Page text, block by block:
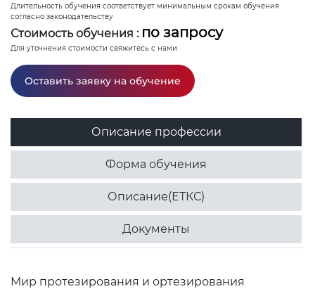
Длительность обучения соответствует минимальным срокам обучения
согласно законодательству
Стоимость обучения : по запросу
Для уточнения стоимости свяжитесь с нами
Оставить заявку на обучение
Описание профессии
Форма обучения
Описание(ЕТКС)
Документы
Мир протезирования и ортезирования